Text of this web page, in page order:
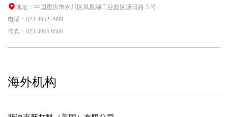
地址：中国重庆市永川区凤凰湖工业园区塘湾路 5 号
电话：023-4952 2999
传真：023-4965 6566
海外机构